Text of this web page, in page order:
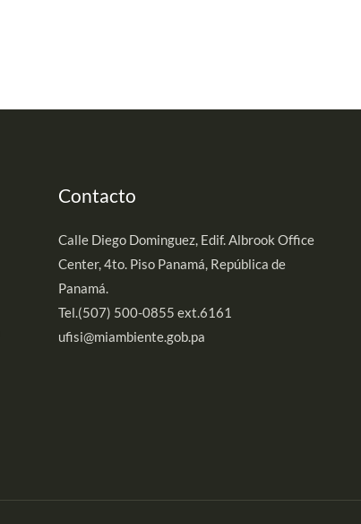
Contacto
Calle Diego Dominguez, Edif. Albrook Office
Center, 4to. Piso Panamá, República de
Panamá.
Tel.(507) 500-0855 ext.6161
ufisi@miambiente.gob.pa